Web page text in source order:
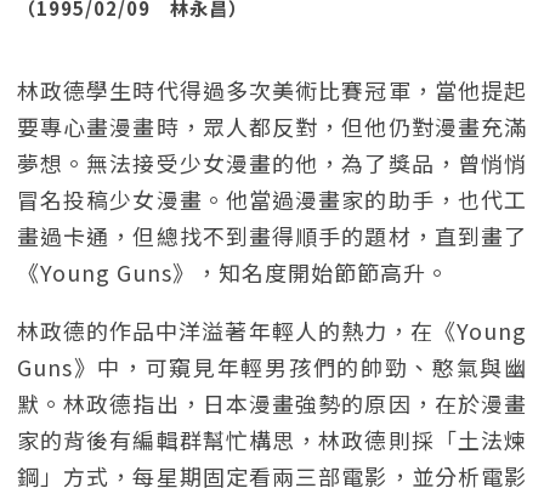
（1995/02/09 林永昌）
林政德學生時代得過多次美術比賽冠軍，當他提起
要專心畫漫畫時，眾人都反對，但他仍對漫畫充滿
夢想。無法接受少女漫畫的他，為了獎品，曾悄悄
冒名投稿少女漫畫。他當過漫畫家的助手，也代工
畫過卡通，但總找不到畫得順手的題材，直到畫了
《Young Guns》，知名度開始節節高升。
林政德的作品中洋溢著年輕人的熱力，在《Young
Guns》中，可窺見年輕男孩們的帥勁、憨氣與幽
默。林政德指出，日本漫畫強勢的原因，在於漫畫
家的背後有編輯群幫忙構思，林政德則採「土法煉
鋼」方式，每星期固定看兩三部電影，並分析電影